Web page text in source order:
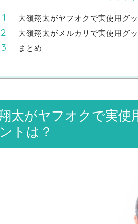
大嶺翔太がヤフオクで実使用グ
大嶺翔太がメルカリで実使用グ
まとめ
太がヤフオクで実
トは？